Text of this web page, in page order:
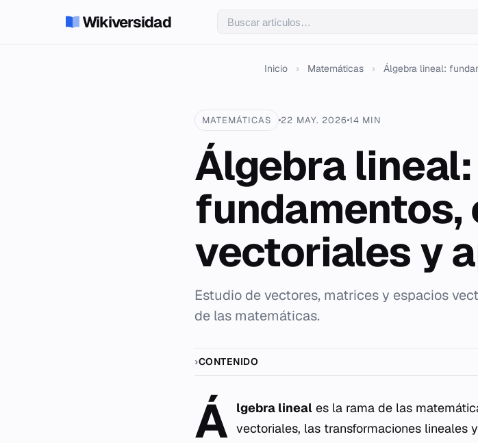
Wikiversidad
Inicio › Matemáticas › Álgebra lineal:
MATEMÁTICAS 22 MAY. 2026 14 MIN
Álgebra lineal:
fundamentos,
vectoriales y
Estudio de vectores, matrices y espacios
de las matemáticas.
CONTENIDO
Á lgebra lineal es la rama de las
vectoriales, las transformaciones lineales